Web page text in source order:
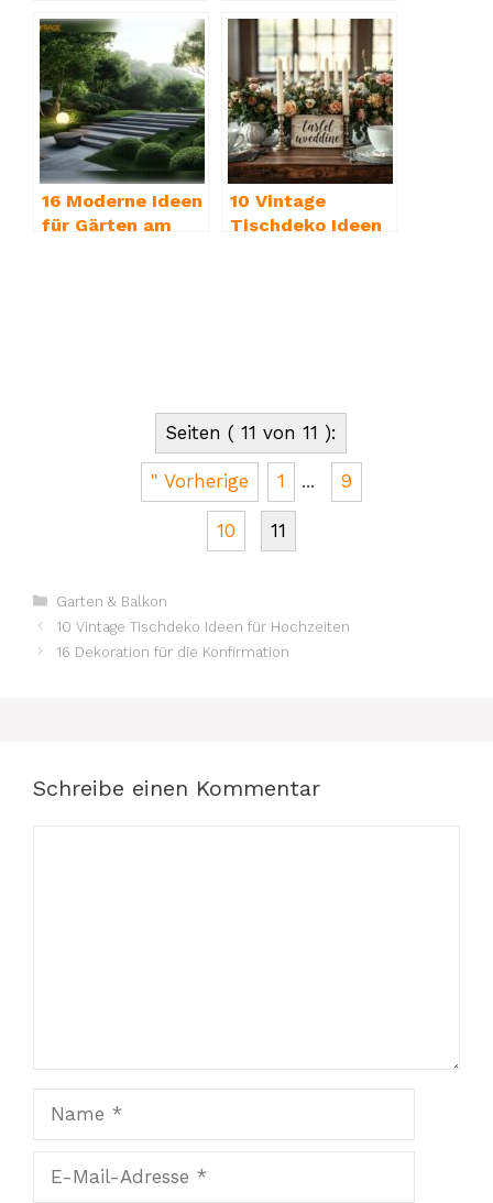
umweltfreundlich
e Unkrautlösung
Effektive
Methoden erklärt
16 Moderne Ideen
für Gärten am
10 Vintage
Tischdeko Ideen
Seiten ( 11 von 11 ):
" Vorherige 1 ... 9
10 11
Kategorien
Garten & Balkon
10 Vintage Tischdeko Ideen für Hochzeiten
16 Dekoration für die Konfirmation
Schreibe einen Kommentar
Mail-